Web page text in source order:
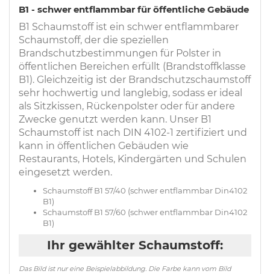
B1 - schwer entflammbar für öffentliche Gebäude
B1 Schaumstoff ist ein schwer entflammbarer
Schaumstoff, der die speziellen
Brandschutzbestimmungen für Polster in
öffentlichen Bereichen erfüllt (Brandstoffklasse
B1). Gleichzeitig ist der Brandschutzschaumstoff
sehr hochwertig und langlebig, sodass er ideal
als Sitzkissen, Rückenpolster oder für andere
Zwecke genutzt werden kann. Unser B1
Schaumstoff ist nach DIN 4102-1 zertifiziert und
kann in öffentlichen Gebäuden wie
Restaurants, Hotels, Kindergärten und Schulen
eingesetzt werden.
Schaumstoff B1 57/40 (schwer entflammbar Din4102
B1)
Schaumstoff B1 57/60 (schwer entflammbar Din4102
B1)
Ihr gewählter Schaumstoff:
Das Bild ist nur eine Beispielabbildung. Die Farbe kann vom Bild